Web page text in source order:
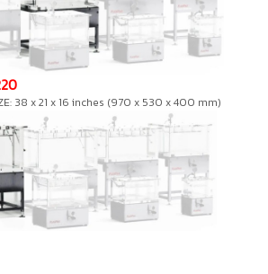
38 x 21 x 16 inches (970 x 530 x 400 mm)